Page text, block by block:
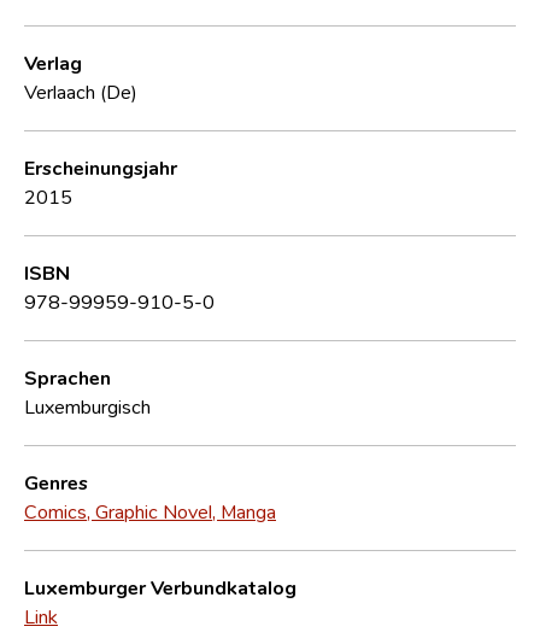
Verlag
Verlaach (De)
Erscheinungsjahr
2015
ISBN
978-99959-910-5-0
Sprachen
Luxemburgisch
Genres
Comics, Graphic Novel, Manga
Luxemburger Verbundkatalog
Link